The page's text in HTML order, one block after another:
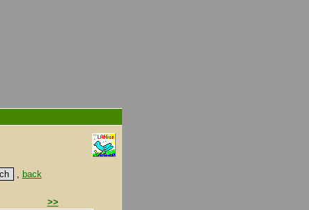
, back
>>